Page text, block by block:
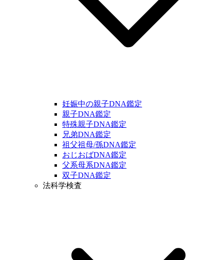
妊娠中の親子DNA鑑定
親子DNA鑑定
特殊親子DNA鑑定
兄弟DNA鑑定
祖父祖母/孫DNA鑑定
おじおばDNA鑑定
父系母系DNA鑑定
双子DNA鑑定
法科学検査